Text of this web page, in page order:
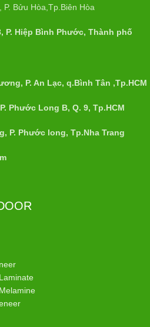
P. Bửu Hòa,Tp.Biên Hòa
P. Hiệp Bình Phước, Thành phố
P. An Lạc, q.Bình Tân ,Tp.HCM
Phước Long B, Q. 9, Tp.HCM
P. Phước long, Tp.Nha Trang